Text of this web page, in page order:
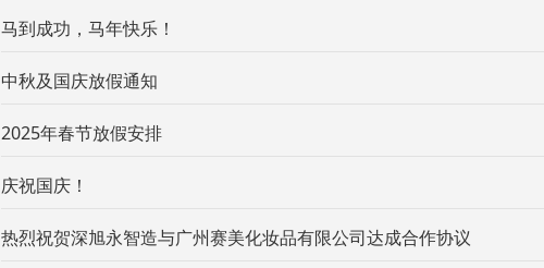
马到成功，马年快乐！
中秋及国庆放假通知
2025年春节放假安排
庆祝国庆！
热烈祝贺深旭永智造与广州赛美化妆品有限公司达成合作协议